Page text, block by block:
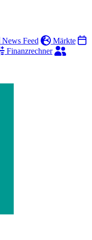
News Feed
Märkte
Finanzrechner